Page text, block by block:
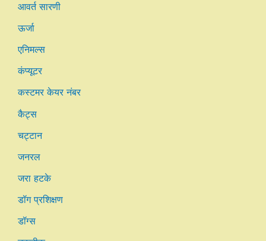
आवर्त सारणी
ऊर्जा
एनिमल्स
कंप्यूटर
कस्टमर केयर नंबर
कैट्स
चट्टान
जनरल
जरा हटके
डॉग प्रशिक्षण
डॉग्स